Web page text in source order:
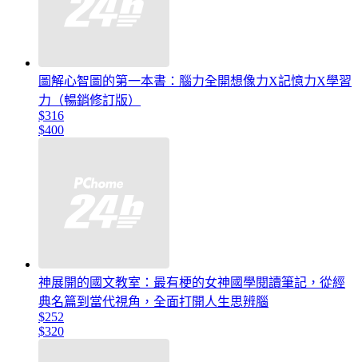
圖解心智圖的第一本書：腦力全開想像力X記憶力X學習
力（暢銷修訂版）
$316
$400
神展開的國文教室：最有梗的女神國學閱讀筆記，從經
典名篇到當代視角，全面打開人生思辨腦
$252
$320